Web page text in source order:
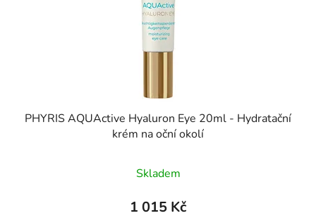
PHYRIS AQUActive Hyaluron Eye 20ml - Hydratační
krém na oční okolí
Skladem
1 015 Kč